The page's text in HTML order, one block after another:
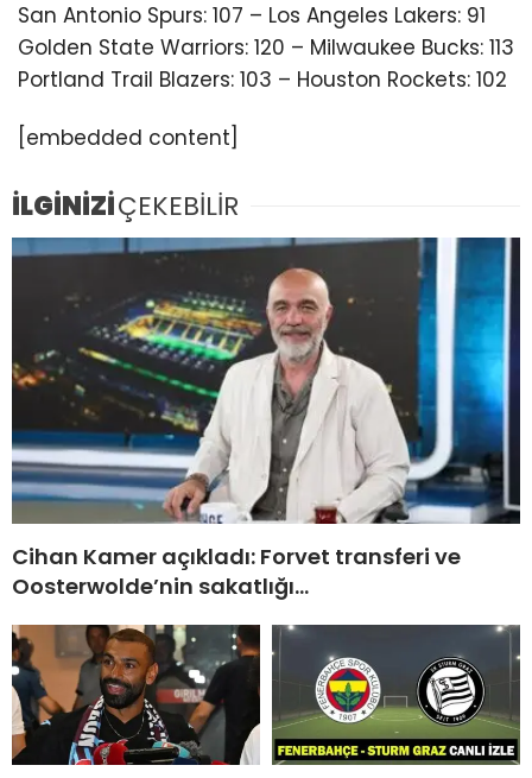
San Antonio Spurs: 107 – Los Angeles Lakers: 91
Golden State Warriors: 120 – Milwaukee Bucks: 113
Portland Trail Blazers: 103 – Houston Rockets: 102
[embedded content]
İLGİNİZİÇEKEBİLİR
Cihan Kamer açıkladı: Forvet transferi ve
Oosterwolde’nin sakatlığı…